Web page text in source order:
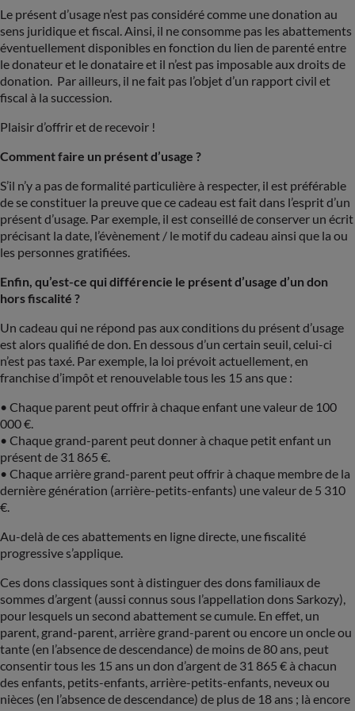
Le présent d’usage n’est pas considéré comme une donation au
sens juridique et fiscal. Ainsi, il ne consomme pas les abattements
éventuellement disponibles en fonction du lien de parenté entre
le donateur et le donataire et il n’est pas imposable aux droits de
donation. Par ailleurs, il ne fait pas l’objet d’un rapport civil et
fiscal à la succession.
Plaisir d’offrir et de recevoir !
Comment faire un présent d’usage ?
S’il n’y a pas de formalité particulière à respecter, il est préférable
de se constituer la preuve que ce cadeau est fait dans l’esprit d’un
présent d’usage. Par exemple, il est conseillé de conserver un écrit
précisant la date, l’évènement / le motif du cadeau ainsi que la ou
les personnes gratifiées.
Enfin, qu’est-ce qui différencie le présent d’usage d’un don
hors fiscalité ?
Un cadeau qui ne répond pas aux conditions du présent d’usage
est alors qualifié de don. En dessous d’un certain seuil, celui-ci
n’est pas taxé. Par exemple, la loi prévoit actuellement, en
franchise d’impôt et renouvelable tous les 15 ans que :
• Chaque parent peut offrir à chaque enfant une valeur de 100
000 €.
• Chaque grand-parent peut donner à chaque petit enfant un
présent de 31 865 €.
• Chaque arrière grand-parent peut offrir à chaque membre de la
dernière génération (arrière-petits-enfants) une valeur de 5 310
€.
Au-delà de ces abattements en ligne directe, une fiscalité
progressive s’applique.
Ces dons classiques sont à distinguer des dons familiaux de
sommes d’argent (aussi connus sous l’appellation dons Sarkozy),
pour lesquels un second abattement se cumule. En effet, un
parent, grand-parent, arrière grand-parent ou encore un oncle ou
tante (en l’absence de descendance) de moins de 80 ans, peut
consentir tous les 15 ans un don d’argent de 31 865 € à chacun
des enfants, petits-enfants, arrière-petits-enfants, neveux ou
nièces (en l’absence de descendance) de plus de 18 ans ; là encore